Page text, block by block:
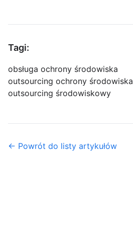
Tagi:
obsługa ochrony środowiska
outsourcing ochrony środowiska
outsourcing środowiskowy
← Powrót do listy artykułów